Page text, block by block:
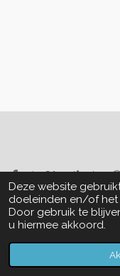
Deze website
doeleinden en/of het
Door gebruik te
u hiermee akkoord.
Delen Deel Share
© 2019 Creashop